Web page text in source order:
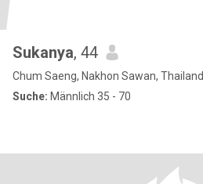
Sukanya, 44
Chum Saeng, Nakhon Sawan, Thailand
Suche: Männlich 35 - 70